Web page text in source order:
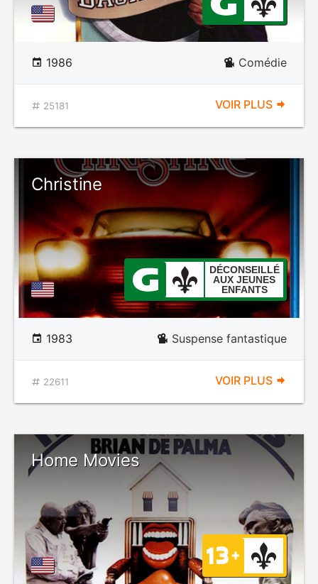
1986 Comédie
25181 VOIR PLUS
Christine
DÉCONSEILLÉ
AUX JEUNES
ENFANTS
1983 Suspense fantastique
22611 VOIR PLUS
Home Movies